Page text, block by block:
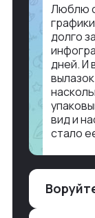
Люблю
долго
дней. И
вид и
стало
Чтобы